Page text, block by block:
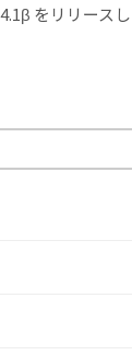
をリリースし